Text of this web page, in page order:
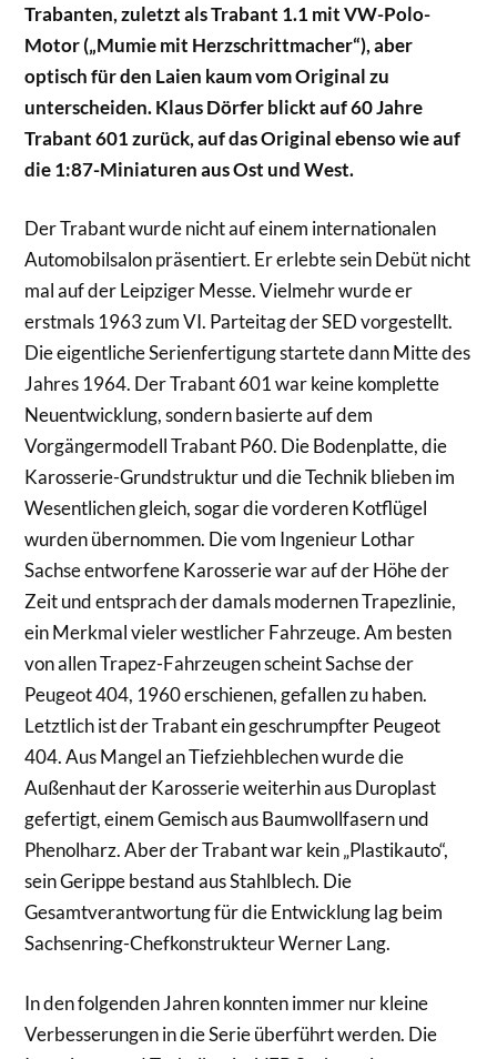
Trabanten, zuletzt als Trabant 1.1 mit VW-Polo-
Motor („Mumie mit Herzschrittmacher“), aber
optisch für den Laien kaum vom Original zu
unterscheiden. Klaus Dörfer blickt auf 60 Jahre
Trabant 601 zurück, auf das Original ebenso wie auf
die 1:87-Miniaturen aus Ost und West.
Der Trabant wurde nicht auf einem internationalen
Automobilsalon präsentiert. Er erlebte sein Debüt nicht
mal auf der Leipziger Messe. Vielmehr wurde er
erstmals 1963 zum VI. Parteitag der SED vorgestellt.
Die eigentliche Serienfertigung startete dann Mitte des
Jahres 1964. Der Trabant 601 war keine komplette
Neuentwicklung, sondern basierte auf dem
Vorgängermodell Trabant P60. Die Bodenplatte, die
Karosserie-Grundstruktur und die Technik blieben im
Wesentlichen gleich, sogar die vorderen Kotflügel
wurden übernommen. Die vom Ingenieur Lothar
Sachse entworfene Karosserie war auf der Höhe der
Zeit und entsprach der damals modernen Trapezlinie,
ein Merkmal vieler westlicher Fahrzeuge. Am besten
von allen Trapez-Fahrzeugen scheint Sachse der
Peugeot 404, 1960 erschienen, gefallen zu haben.
Letztlich ist der Trabant ein geschrumpfter Peugeot
404. Aus Mangel an Tiefziehblechen wurde die
Außenhaut der Karosserie weiterhin aus Duroplast
gefertigt, einem Gemisch aus Baumwollfasern und
Phenolharz. Aber der Trabant war kein „Plastikauto“,
sein Gerippe bestand aus Stahlblech. Die
Gesamtverantwortung für die Entwicklung lag beim
Sachsenring-Chefkonstrukteur Werner Lang.
In den folgenden Jahren konnten immer nur kleine
Verbesserungen in die Serie überführt werden. Die